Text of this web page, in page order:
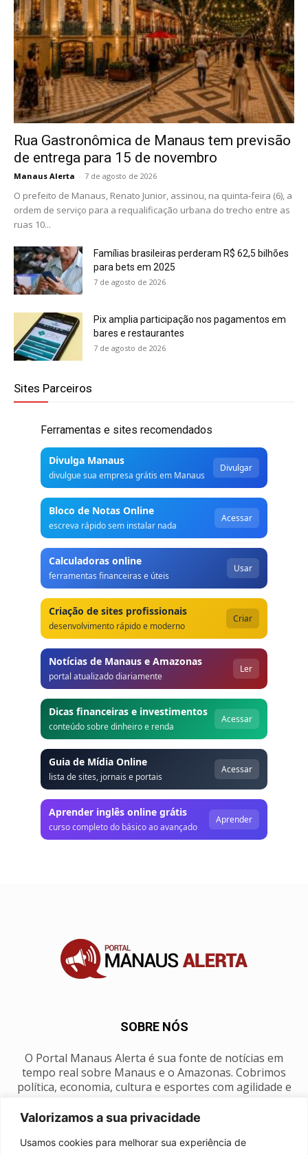
Valorizamos a sua privacidade
Usamos cookies para melhorar sua experiência de
Rua Gastronômica de Manaus tem previsão
de entrega para 15 de novembro
Manaus Alerta - 7 de agosto de 2026
O prefeito de Manaus, Renato Junior, assinou, na quinta-feira (6), a
ordem de serviço para a requalificação urbana do trecho entre as
ruas 10...
Famílias brasileiras perderam R$ 62,5 bilhões
para bets em 2025
7 de agosto de 2026
Pix amplia participação nos pagamentos em
bares e restaurantes
7 de agosto de 2026
Sites Parceiros
Ferramentas e sites recomendados
Divulga Manaus
divulgue sua empresa grátis em Manaus
Divulgar
Bloco de Notas Online
escreva rápido sem instalar nada
Acessar
Calculadoras online
ferramentas financeiras e úteis
Usar
Criação de sites profissionais
desenvolvimento rápido e moderno
Criar
Notícias de Manaus e Amazonas
portal atualizado diariamente
Ler
Dicas financeiras e investimentos
conteúdo sobre dinheiro e renda
Acessar
Guia de Mídia Online
lista de sites, jornais e portais
Acessar
Aprender inglês online grátis
curso completo do básico ao avançado
Aprender
SOBRE NÓS
O Portal Manaus Alerta é sua fonte de notícias em
tempo real sobre Manaus e o Amazonas. Cobrimos
política, economia, cultura e esportes com agilidade e